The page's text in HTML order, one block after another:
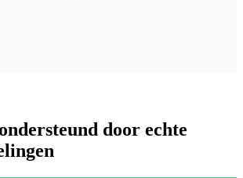
door echte